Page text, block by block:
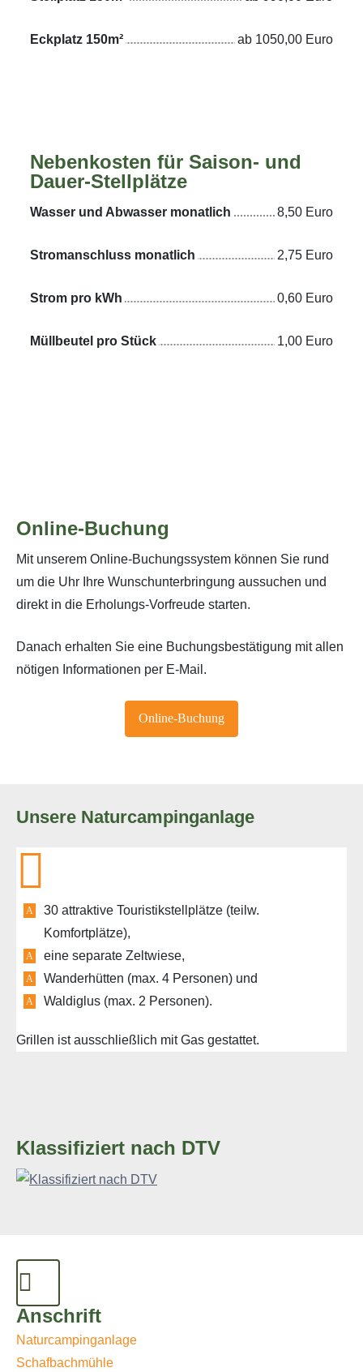
Online-Buchung
Mit unserem Online-Buchungssystem können Sie rund
um die Uhr Ihre Wunschunterbringung aussuchen und
direkt in die Erholungs-Vorfreude starten.
Danach erhalten Sie eine Buchungsbestätigung mit allen
nötigen Informationen per E-Mail.
Online-Buchung
Eckplatz 150m² ab 1050,00 Euro
Nebenkosten für Saison- und
Dauer-Stellplätze
Wasser und Abwasser monatlich 8,50 Euro
Stromanschluss monatlich 2,75 Euro
Strom pro kWh 0,60 Euro
Müllbeutel pro Stück 1,00 Euro
Unsere Naturcampinganlage
30 attraktive Touristikstellplätze (teilw.
Komfortplätze),
eine separate Zeltwiese,
Wanderhütten (max. 4 Personen) und
Waldiglus (max. 2 Personen).
Grillen ist ausschließlich mit Gas gestattet.
Klassifiziert nach DTV
Anschrift
Naturcampinganlage
Schafbachmühle